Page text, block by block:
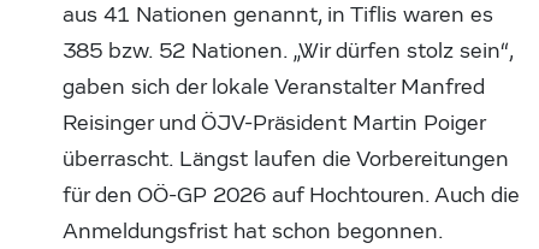
aus 41 Nationen genannt, in Tiflis waren es
385 bzw. 52 Nationen. „Wir dürfen stolz sein“,
gaben sich der lokale Veranstalter Manfred
Reisinger und ÖJV-Präsident Martin Poiger
überrascht. Längst laufen die Vorbereitungen
für den OÖ-GP 2026 auf Hochtouren. Auch die
Anmeldungsfrist hat schon begonnen.